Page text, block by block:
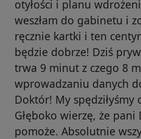
otyłości i planu
weszłam do gabinetu i
ręcznie kartki i ten
będzie dobrze! Dziś
trwa 9 minut z czego 8
wprowadzaniu danych
Doktór! My
Głęboko wierzę, że
pomoże. Absolutnie